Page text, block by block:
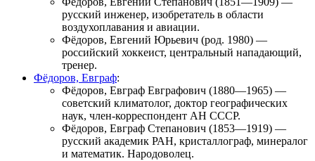
русский инженер, изобретатель в области
воздухоплавания и авиации.
Фёдоров, Евгений Юрьевич (род. 1980) —
российский хоккеист, центральный нападающий,
тренер.
Фёдоров, Евграф:
Фёдоров, Евграф Евграфович (1880—1965) —
советский климатолог, доктор географических
наук, член-корреспондент АН СССР.
Фёдоров, Евграф Степанович (1853—1919) —
русский академик РАН, кристаллограф, минералог
и математик. Народоволец.